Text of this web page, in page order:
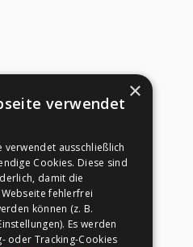
×
verwendet
verwendet ausschließlich
Cookies. Diese sind
damit die
fehlerfrei
können (z. B.
Es werden
oder Tracking-Cookies